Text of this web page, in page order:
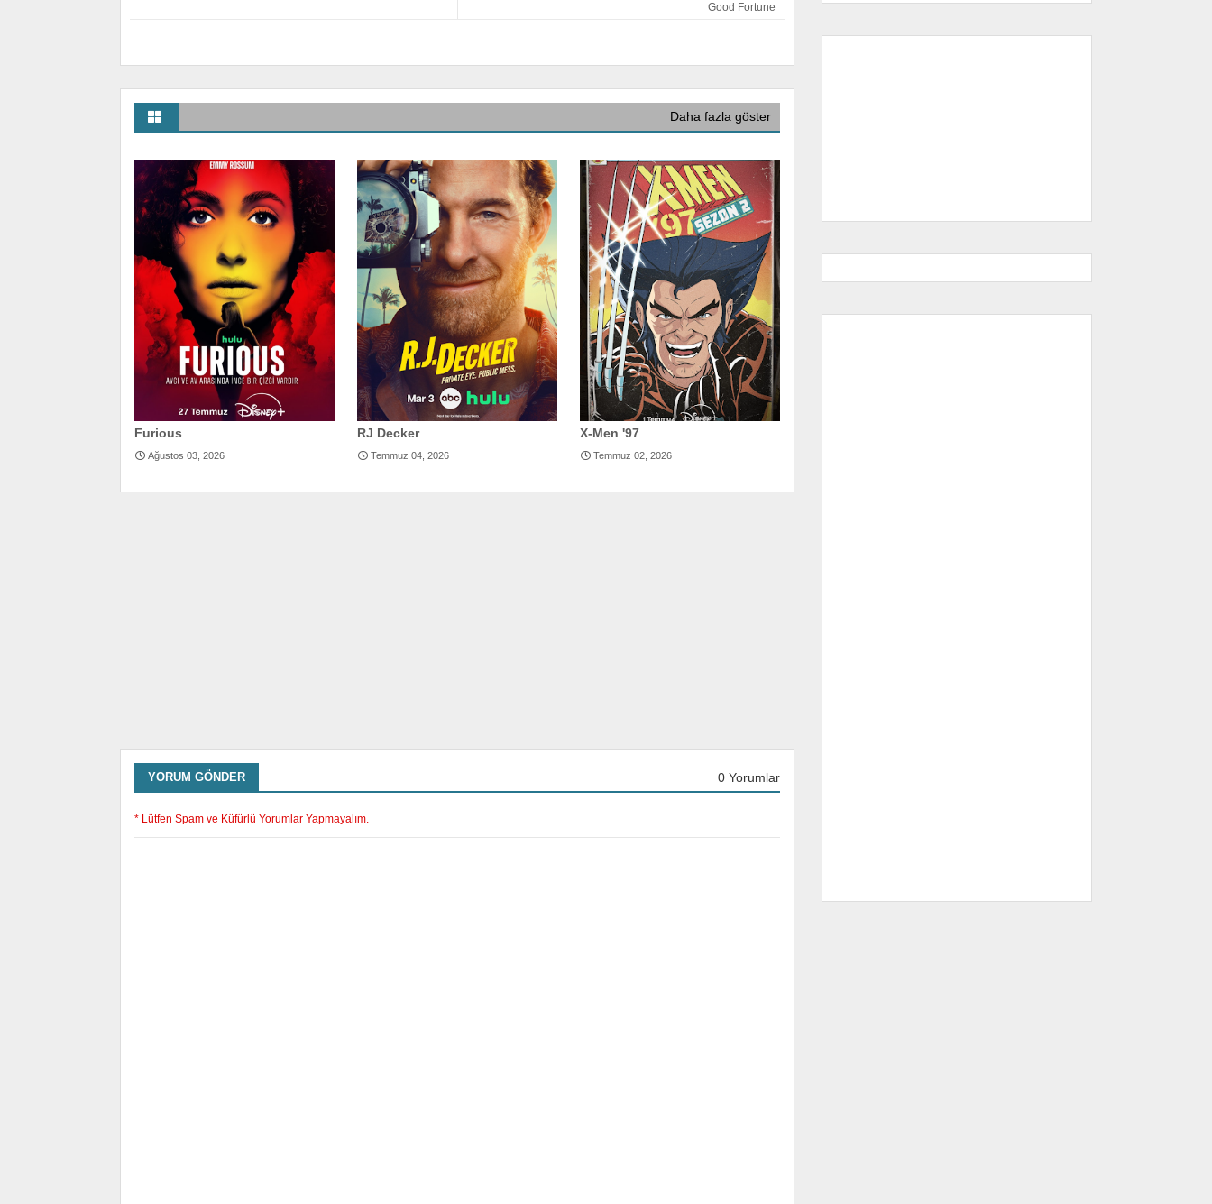
Good Fortune
Daha fazla göster
Furious
Ağustos 03, 2026
RJ Decker
Temmuz 04, 2026
X-Men '97
Temmuz 02, 2026
YORUM GÖNDER 0 Yorumlar
* Lütfen Spam ve Küfürlü Yorumlar Yapmayalım.